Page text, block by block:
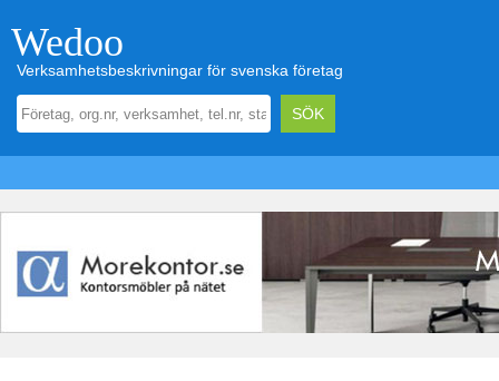
Wedoo
Verksamhetsbeskrivningar för svenska företag